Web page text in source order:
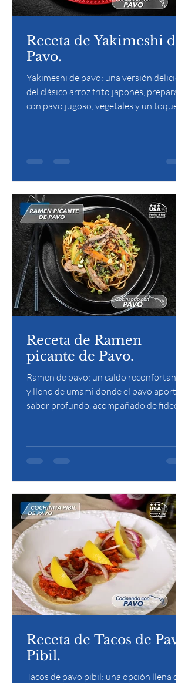
Receta de Yakimeshi de
Pavo.
Yakimeshi de pavo: una versión deliciosa
del clásico arroz frito japonés, preparada
con pavo jugoso, vegetales y un toque de
Receta de Ramen
picante de Pavo.
Ramen de pavo: un caldo reconfortante
y lleno de umami donde el pavo aporta
sabor profundo, acompañado de fideos,
completa.
Receta de Tacos de Pavo
Pibil.
Tacos de pavo pibil: una opción llena de